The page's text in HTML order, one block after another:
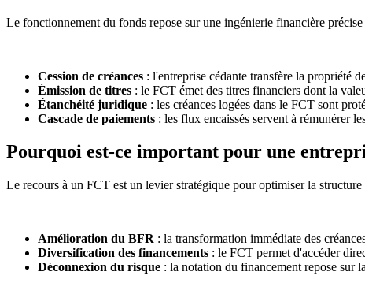
Le fonctionnement du fonds repose sur une ingénierie financière précise
Cession de créances : l'entreprise cédante transfère la propriété
Émission de titres : le FCT émet des titres financiers dont la
Étanchéité juridique : les créances logées dans le FCT sont
Cascade de paiements : les flux encaissés servent à rémunérer
Pourquoi est-ce important pour une
Le recours à un FCT est un levier stratégique pour optimiser la
Amélioration du BFR : la transformation immédiate des
Diversification des financements : le FCT permet d'accéder
Déconnexion du risque : la notation du financement repose sur